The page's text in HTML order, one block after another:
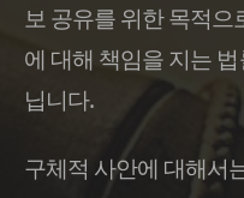
보 공유를 위한 목적
에 대해 책임을 지는
닙니다.
구체적 사안에 대해서